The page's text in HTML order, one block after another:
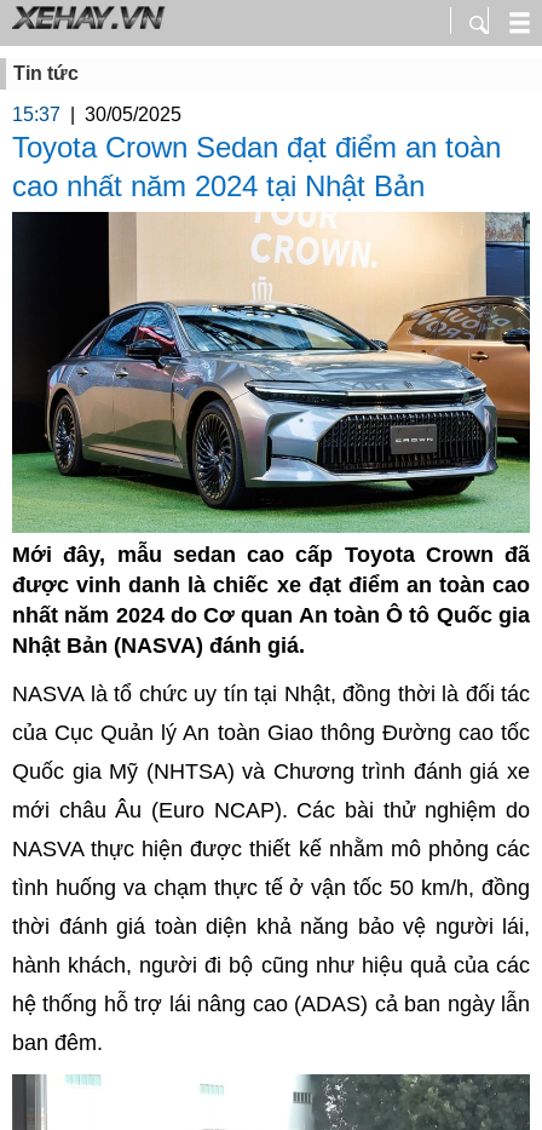
Tin tức
15:37
30/05/2025
Toyota Crown Sedan đạt điểm an toàn
cao nhất năm 2024 tại Nhật Bản
Mới đây, mẫu sedan cao cấp Toyota Crown đã
được vinh danh là chiếc xe đạt điểm an toàn cao
nhất năm 2024 do Cơ quan An toàn Ô tô Quốc gia
Nhật Bản (NASVA) đánh giá.
NASVA là tổ chức uy tín tại Nhật, đồng thời là đối tác
của Cục Quản lý An toàn Giao thông Đường cao tốc
Quốc gia Mỹ (NHTSA) và Chương trình đánh giá xe
mới châu Âu (Euro NCAP). Các bài thử nghiệm do
NASVA thực hiện được thiết kế nhằm mô phỏng các
tình huống va chạm thực tế ở vận tốc 50 km/h, đồng
thời đánh giá toàn diện khả năng bảo vệ người lái,
hành khách, người đi bộ cũng như hiệu quả của các
hệ thống hỗ trợ lái nâng cao (ADAS) cả ban ngày lẫn
ban đêm.